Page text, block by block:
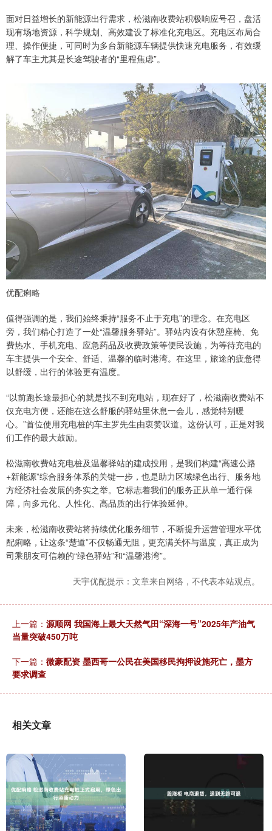
面对日益增长的新能源出行需求，松滋南收费站积极响应号召，盘活
现有场地资源，科学规划、高效建设了标准化充电区。充电区布局合
理、操作便捷，可同时为多台新能源车辆提供快速充电服务，有效缓
解了车主尤其是长途驾驶者的“里程焦虑”。
优配痢略
值得强调的是，我们始终秉持“服务不止于充电”的理念。在充电区
旁，我们精心打造了一处“温馨服务驿站”。驿站内设有休憩座椅、免
费热水、手机充电、应急药品及收费政策等便民设施，为等待充电的
车主提供一个安全、舒适、温馨的临时港湾。在这里，旅途的疲惫得
以舒缓，出行的体验更有温度。
“以前跑长途最担心的就是找不到充电站，现在好了，松滋南收费站不
仅充电方便，还能在这么舒服的驿站里休息一会儿，感觉特别暖
心。”首位使用充电桩的车主罗先生由衷赞叹道。这份认可，正是对我
们工作的最大鼓励。
松滋南收费站充电桩及温馨驿站的建成投用，是我们构建“高速公路
+新能源”综合服务体系的关键一步，也是助力区域绿色出行、服务地
方经济社会发展的务实之举。它标志着我们的服务正从单一通行保
障，向多元化、人性化、高品质的出行体验延伸。
未来，松滋南收费站将持续优化服务细节，不断提升运营管理水平优
配痢略，让这条“楚道”不仅畅通无阻，更充满关怀与温度，真正成为
司乘朋友可信赖的“绿色驿站”和“温馨港湾”。
天宇优配提示：文章来自网络，不代表本站观点。
上一篇： 源顺网 我国海上最大天然气田“深海一号”2025年产油气
当量突破450万吨
下一篇： 微豪配资 墨西哥一公民在美国移民拘押设施死亡，墨方
要求调查
相关文章